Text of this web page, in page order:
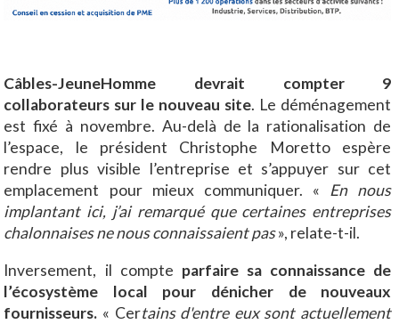
Câbles-JeuneHomme devrait compter 9
collaborateurs sur le nouveau site. Le déménagement
est fixé à novembre. Au-delà de la rationalisation de
l’espace, le président Christophe Moretto espère
rendre plus visible l’entreprise et s’appuyer sur cet
emplacement pour mieux communiquer. « En nous
implantant ici, j’ai remarqué que certaines entreprises
chalonnaises ne nous connaissaient pas», relate-t-il.
Inversement, il compte parfaire sa connaissance de
l’écosystème local pour dénicher de nouveaux
fournisseurs. « Certains d'entre eux sont actuellement